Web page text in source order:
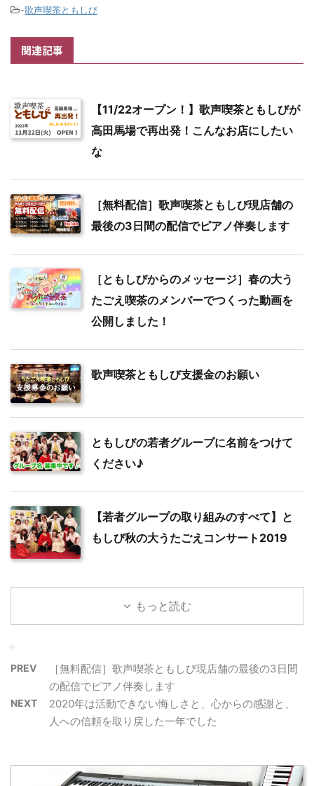
-歌声喫茶ともしび
関連記事
【11/22オープン！】歌声喫茶ともしびが
高田馬場で再出発！こんなお店にしたい
な
［無料配信］歌声喫茶ともしび現店舗の
最後の3日間の配信でピアノ伴奏します
［ともしびからのメッセージ］春の大う
たごえ喫茶のメンバーでつくった動画を
公開しました！
歌声喫茶ともしび支援金のお願い
ともしびの若者グループに名前をつけて
ください♪
【若者グループの取り組みのすべて】と
もしび秋の大うたごえコンサート2019
もっと読む
PREV
［無料配信］歌声喫茶ともしび現店舗の最後の3日間
の配信でピアノ伴奏します
NEXT
2020年は活動できない悔しさと、心からの感謝と、
人への信頼を取り戻した一年でした